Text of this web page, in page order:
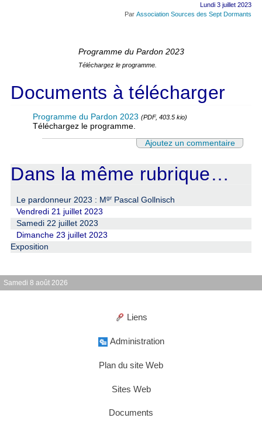
Lundi 3 juillet 2023
Par Association Sources des Sept Dormants
Programme du Pardon 2023
Téléchargez le programme.
Documents à télécharger
Programme du Pardon 2023 (PDF, 403.5 kio)
Téléchargez le programme.
Ajoutez un commentaire
Dans la même rubrique…
Le pardonneur 2023 : MgrPascal Gollnisch
Vendredi 21 juillet 2023
Samedi 22 juillet 2023
Dimanche 23 juillet 2023
Exposition
Samedi 8 août 2026
Liens
Administration
Plan du site Web
Sites Web
Documents